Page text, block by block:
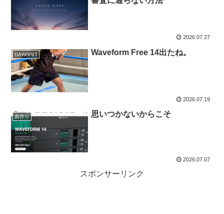
2026.07.27
DAW/VST Waveform Free 14出たね。
2026.07.19
曲作り 思いつかないからこそ
2026.07.07
スポンサーリンク